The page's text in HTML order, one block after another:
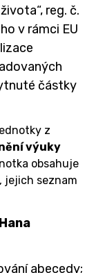
reg. č.
v rámci EU
částky
z
výuky
obsahuje
jejich seznam
abecedy;